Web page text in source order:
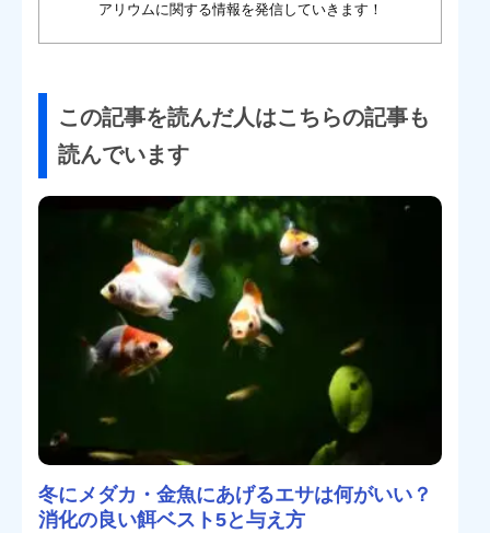
アリウムに関する情報を発信していきます！
この記事を読んだ人はこちらの記事も
読んでいます
冬にメダカ・金魚にあげるエサは何がいい？
消化の良い餌ベスト5と与え方